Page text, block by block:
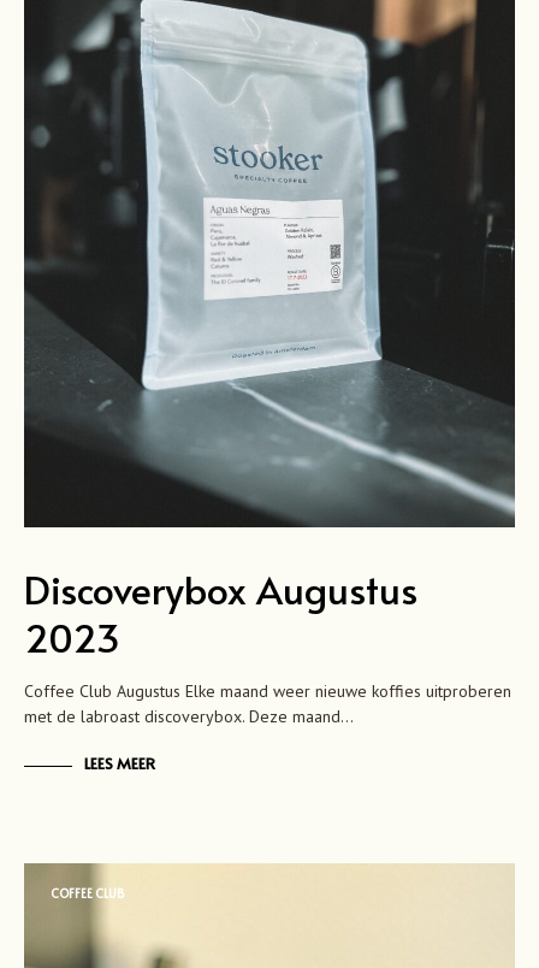
Discoverybox Augustus
2023
Coffee Club Augustus Elke maand weer nieuwe koffies uitproberen
met de labroast discoverybox. Deze maand…
LEES MEER
COFFEE CLUB